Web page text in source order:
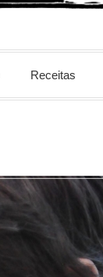
Receitas